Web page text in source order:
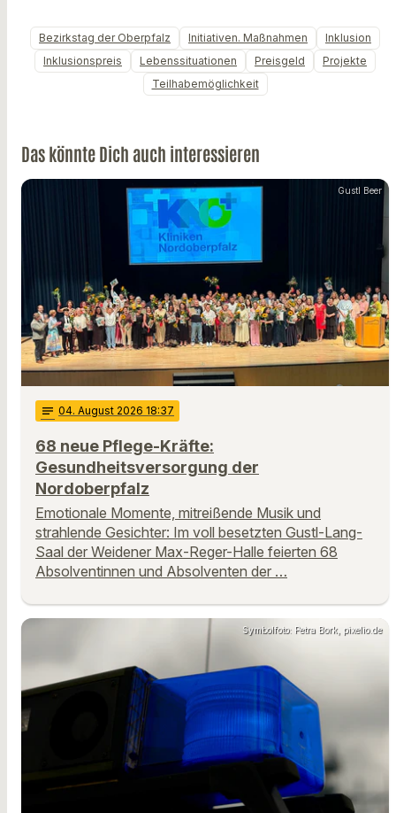
Bezirkstag der Oberpfalz Initiativen. Maßnahmen
Inklusion
Inklusionspreis
Lebenssituationen Preisgeld
Projekte
Teilhabemöglichkeit
Das könnte Dich auch interessieren
Gustl Beer
notes 04. August 2026 18:37
68 neue Pflege-Kräfte:
Gesundheitsversorgung der
Nordoberpfalz
Emotionale Momente, mitreißende Musik und
strahlende Gesichter: Im voll besetzten Gustl-Lang-
Saal der Weidener Max-Reger-Halle feierten 68
Absolventinnen und Absolventen der …
Symbolfoto: Petra Bork, pixelio.de